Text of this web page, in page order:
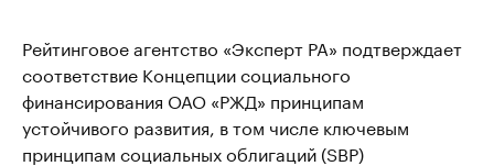
Рейтинговое агентство «Эксперт РА» подтверждает
соответствие Концепции социального
финансирования ОАО «РЖД» принципам
устойчивого развития, в том числе ключевым
принципам социальных облигаций (SBP)